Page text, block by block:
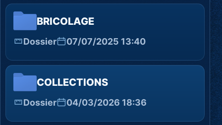
BRICOLAGE
Dossier 07/07/2025 13:40
COLLECTIONS
Dossier 04/03/2026 18:36